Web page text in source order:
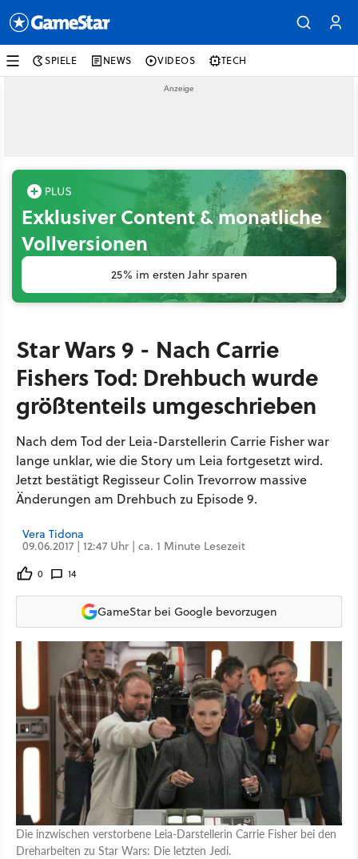
SPIELE NEWS VIDEOS TECH
Exklusiver Content & monatliche
Vollversionen
25% im ersten Jahr sparen
Star Wars 9 - Nach Carrie
Fishers Tod: Drehbuch wurde
größtenteils umgeschrieben
Nach dem Tod der Leia-Darstellerin Carrie Fisher war
lange unklar, wie die Story um Leia fortgesetzt wird.
Jetzt bestätigt Regisseur Colin Trevorrow massive
Änderungen am Drehbuch zu Episode 9.
Vera Tidona
09.06.2017 | 12:47 Uhr | ca. 1 Minute Lesezeit
0 14
GameStar bei Google bevorzugen
Die inzwischen verstorbene Leia-Darstellerin Carrie Fisher bei den
Dreharbeiten zu Star Wars: Die letzten Jedi.